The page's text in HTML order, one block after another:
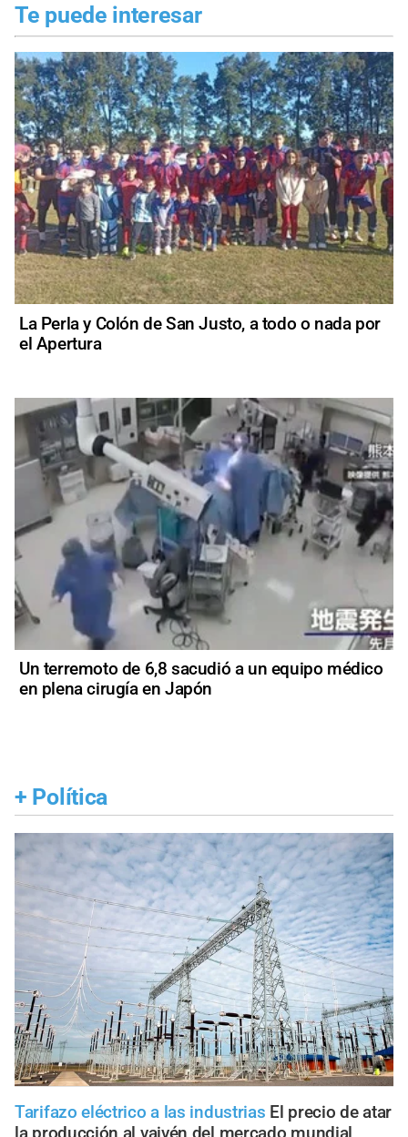
Te puede interesar
La Perla y Colón de San Justo, a todo o nada por
el Apertura
Un terremoto de 6,8 sacudió a un equipo médico
en plena cirugía en Japón
+ Política
Tarifazo eléctrico a las industrias El precio de atar
la producción al vaivén del mercado mundial